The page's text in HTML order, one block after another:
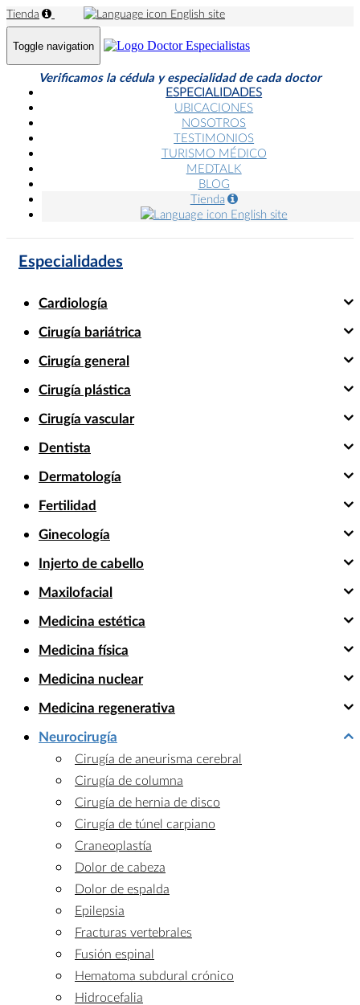
Tienda English site
Toggle navigation
Verificamos la cédula y especialidad de cada doctor
ESPECIALIDADES
UBICACIONES
NOSOTROS
TESTIMONIOS
TURISMO MÉDICO
MEDTALK
BLOG
Tienda
English site
Especialidades
Cardiología
Cirugía bariátrica
Cirugía general
Cirugía plástica
Cirugía vascular
Dentista
Dermatología
Fertilidad
Ginecología
Injerto de cabello
Maxilofacial
Medicina estética
Medicina física
Medicina nuclear
Medicina regenerativa
Neurocirugía
Cirugía de aneurisma cerebral
Cirugía de columna
Cirugía de hernia de disco
Cirugía de túnel carpiano
Craneoplastía
Dolor de cabeza
Dolor de espalda
Epilepsia
Fracturas vertebrales
Fusión espinal
Hematoma subdural crónico
Hidrocefalia